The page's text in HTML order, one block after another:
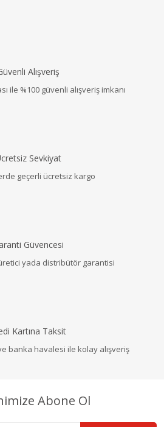
Alışveriş
ile %100 güvenli alışveriş imkanı
Sevkiyat
geçerli ücretsiz kargo
Güvencesi
yada distribütör garantisi
Kartına Taksit
banka havalesi ile kolay alışveriş
Abone Ol